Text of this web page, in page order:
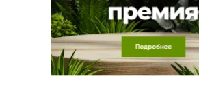
МЕЛОДРАМЫ
ИСПАНИЯ
ФРАНЦИЯ
ГЕРМАНИЯ
СВЕТСКИЕ НОВОСТИ
СПОЙЛЕРЫ ИЗ СЕРИАЛОВ